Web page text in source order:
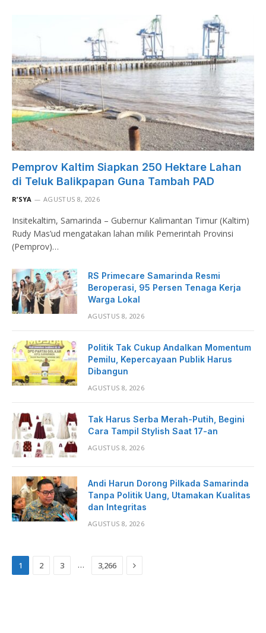
Pemprov Kaltim Siapkan 250 Hektare Lahan
di Teluk Balikpapan Guna Tambah PAD
R’SYA AGUSTUS 8, 2026
Insitekaltim, Samarinda – Gubernur Kalimantan Timur (Kaltim)
Rudy Mas’ud mengatakan lahan milik Pemerintah Provinsi
(Pemprov)…
RS Primecare Samarinda Resmi
Beroperasi, 95 Persen Tenaga Kerja
Warga Lokal
AGUSTUS 8, 2026
Politik Tak Cukup Andalkan Momentum
Pemilu, Kepercayaan Publik Harus
Dibangun
AGUSTUS 8, 2026
Tak Harus Serba Merah-Putih, Begini
Cara Tampil Stylish Saat 17-an
AGUSTUS 8, 2026
Andi Harun Dorong Pilkada Samarinda
Tanpa Politik Uang, Utamakan Kualitas
dan Integritas
AGUSTUS 8, 2026
1 2 3 … 3,266 Next